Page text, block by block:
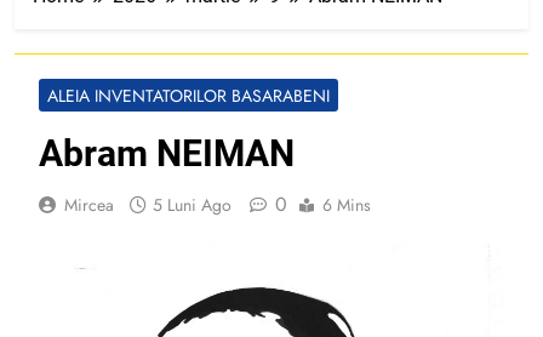
ALEIA INVENTATORILOR BASARABENI
Abram NEIMAN
Mircea 5 Luni Ago 0 6 Mins